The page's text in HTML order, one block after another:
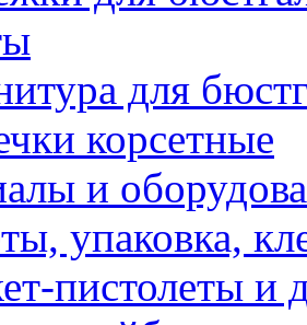
для
корсетные
и
упаковка,
пистолеты и